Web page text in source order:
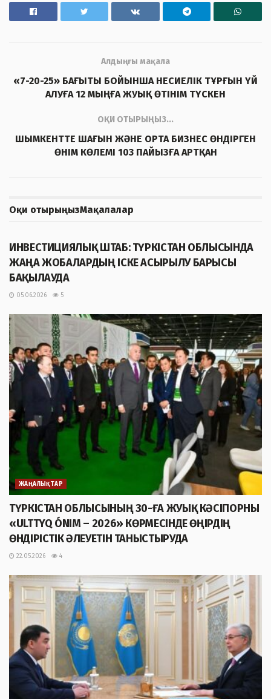
Алдыңғы мақала
«7-20-25» БАҒЫТЫ БОЙЫНША НЕСИЕЛІК ТҰРҒЫН ҮЙ
АЛУҒА 12 МЫҢҒА ЖУЫҚ ӨТІНІМ ТҮСКЕН
ОҚИ ОТЫРЫҢЫЗ...
ШЫМКЕНТТЕ ШАҒЫН ЖӘНЕ ОРТА БИЗНЕС ӨНДІРГЕН
ӨНІМ КӨЛЕМІ 103 ПАЙЫЗҒА АРТҚАН
Оқи отырыңызМақалалар
ИНВЕСТИЦИЯЛЫҚ ШТАБ: ТҮРКІСТАН ОБЛЫСЫНДА
ЖАҢА ЖОБАЛАРДЫҢ ІСКЕ АСЫРЫЛУ БАРЫСЫ
БАҚЫЛАУДА
05.06.2026 5
ЖАҢАЛЫҚТАР
ТҮРКІСТАН ОБЛЫСЫНЫҢ 30-ҒА ЖУЫҚ КӘСІПОРНЫ
«ULTTYQ ÓNIM – 2026» КӨРМЕСІНДЕ ӨҢІРДІҢ
ӨНДІРІСТІК ӘЛЕУЕТІН ТАНЫСТЫРУДА
22.05.2026 4